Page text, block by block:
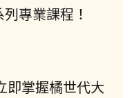
專業課程！
即掌握橘世代大